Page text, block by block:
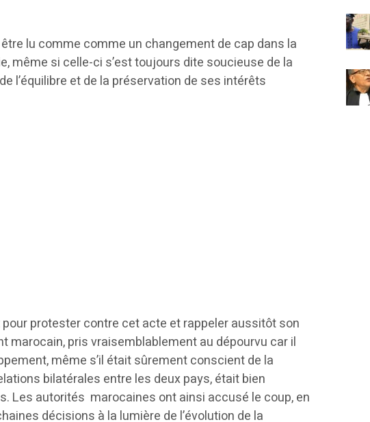
lu comme comme un changement de cap dans la
même si celle-ci s’est toujours dite soucieuse de la
l’équilibre et de la préservation de ses intérêts
protester contre cet acte et rappeler aussitôt son
marocain, pris vraisemblablement au dépourvu car il
même s’il était sûrement conscient de la
bilatérales entre les deux pays, était bien
Les autorités marocaines ont ainsi accusé le coup, en
décisions à la lumière de l’évolution de la